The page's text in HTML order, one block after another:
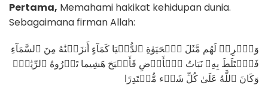
Pertama, Memahami hakikat kehidupan dunia.
Sebagaimana firman Allah:
وَٱضۡرِبۡ لَهُم مَّثَلَ ٱلۡحَيَوٰةِ ٱلدُّنۡيَا كَمَآءٍ أَنزَلۡنَٰهُ مِنَ ٱلسَّمَآءِ
فَٱخۡتَلَطَ بِهِۦ نَبَاتُ ٱلۡأَرۡضِ فَأَصۡبَحَ هَشِيما تَذۡرُوهُ ٱلرِّيَٰحُۗ
وَكَانَ ٱللَّهُ عَلَىٰ كُلِّ شَيۡء مُّقۡتَدِرًا